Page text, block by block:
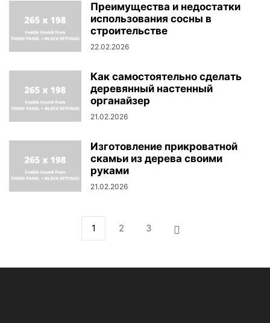
Преимущества и недостатки
использования сосны в
строительстве
22.02.2026
Как самостоятельно сделать
деревянный настенный
органайзер
21.02.2026
Изготовление прикроватной
скамьи из дерева своими
руками
21.02.2026
1 2 3